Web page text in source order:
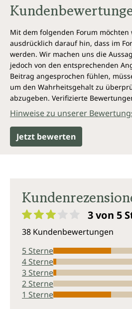
Mit dem folgenden Forum
ausdrücklich darauf hin, dass im
werden. Wir machen uns die
jedoch von den entsprechenden
Beitrag angesprochen fühlen,
um den Wahrheitsgehalt zu
abzugeben. Verifizierte
Hinweise zu unserer
Jetzt bewerten
3 von 5
38 Kundenbewertungen
5 Sterne
4 Sterne
3 Sterne
2 Sterne
1 Sterne